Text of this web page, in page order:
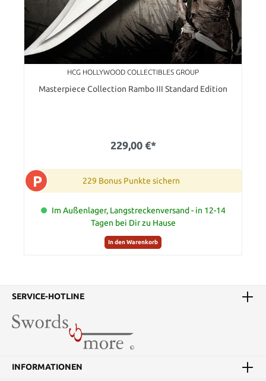
HCG HOLLYWOOD COLLECTIBLES GROUP
Masterpiece Collection Rambo III Standard Edition
229,00 €*
P 229 Bonus Punkte sichern
Im Außenlager, Langstreckenversand - in 12-14
Tagen bei Dir zu Hause
In den Warenkorb
SERVICE-HOTLINE
INFORMATIONEN